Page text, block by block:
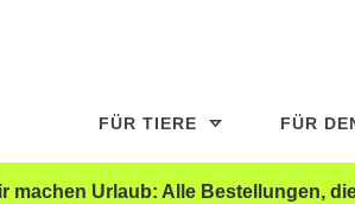
FÜR TIERE FÜR
machen Urlaub: Alle Bestellungen,